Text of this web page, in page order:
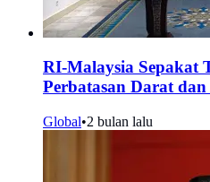
RI-Malaysia Sepakat
Perbatasan Darat
Global•2 bulan lalu